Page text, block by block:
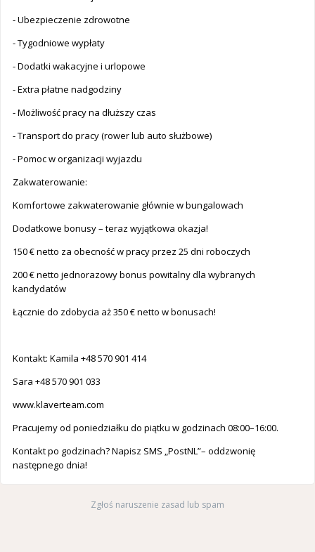
- Ubezpieczenie zdrowotne
- Tygodniowe wypłaty
- Dodatki wakacyjne i urlopowe
- Extra płatne nadgodziny
- Możliwość pracy na dłuższy czas
- Transport do pracy (rower lub auto służbowe)
- Pomoc w organizacji wyjazdu
Zakwaterowanie:
Komfortowe zakwaterowanie głównie w bungalowach
Dodatkowe bonusy – teraz wyjątkowa okazja!
150 € netto za obecność w pracy przez 25 dni roboczych
200 € netto jednorazowy bonus powitalny dla wybranych
kandydatów
Łącznie do zdobycia aż 350 € netto w bonusach!
Kontakt: Kamila ‪‪+48 570 901 414
Sara +48 570 901 033
‪www.klaverteam.com
Pracujemy od poniedziałku do piątku w godzinach 08:00–16:00.
Kontakt po godzinach? Napisz SMS „PostNL”– oddzwonię
następnego dnia!
Zgłoś naruszenie zasad lub spam